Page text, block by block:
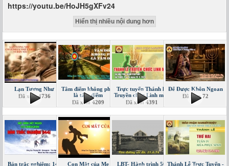
https://youtu.be/HoJH5gXFv24
Hiển thị nhiều nội dung hơn
Lạn Tương Như
Đã xem4736
Tâm điểm không phải
là tâm điểm
Đã xem4209
Trực tuyến Thánh lễ
Truyền chức Linh mục
Đã xem4391
Để Được Khôn Ngoan
Đã xem 72
Bản trắc nghiệm: 144
Con Mắt của Mẹ
LBT- Hành trình 50 Thánh Lễ Trực Tuyến -